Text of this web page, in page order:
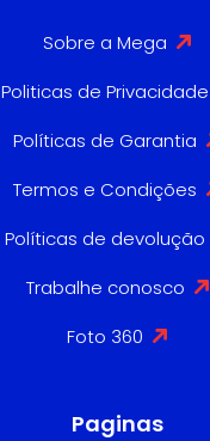
Sobre a Mega
Politicas de Privacidade
Políticas de Garantia
Termos e Condições
Políticas de devolução
Trabalhe conosco
Foto 360
Paginas